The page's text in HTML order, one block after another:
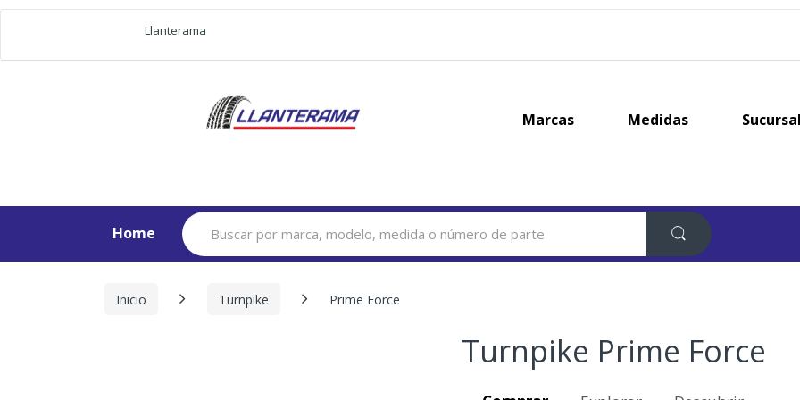
Llanterama
Marcas Medidas
Home
Search
for:
Inicio Turnpike Prime Force
Turnpike Prime Force